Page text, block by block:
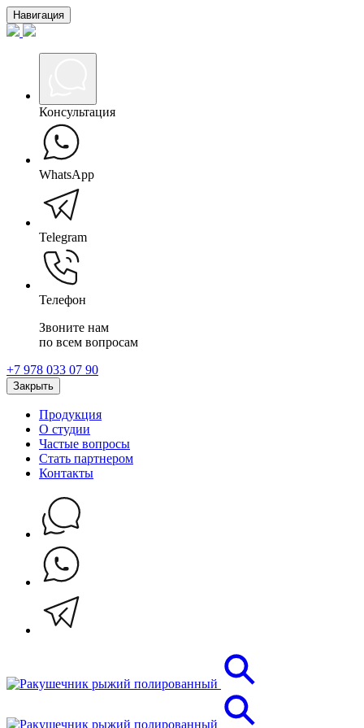
Навигация
Консультация
WhatsApp
Telegram
Телефон
Звоните нам
по всем вопросам
+7 978 033 07 90
Закрыть
Продукция
О студии
Частые вопросы
Стать партнером
Контакты